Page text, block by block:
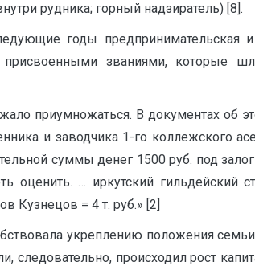
рудника; горный надзиратель) [8].
годы предпринимательская
и присвоенными званиями, которые
приумножаться. В документах об
и заводчика 1-го коллежского
суммы денег 1500 руб. под залог
… иркутский гильдейский
Кузнецов = 4 т. руб.» [2]
укреплению положения
происходил рост